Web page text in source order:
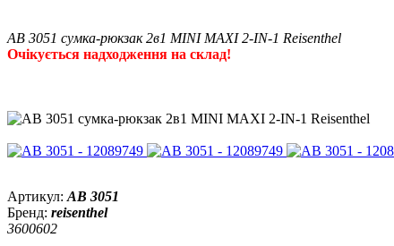
AB 3051 сумка-рюкзак 2в1 MINI MAXI 2-IN-1 Reisenthel
Очікується надходження на склад!
Артикул: AB 3051
Бренд: reisenthel
3600602